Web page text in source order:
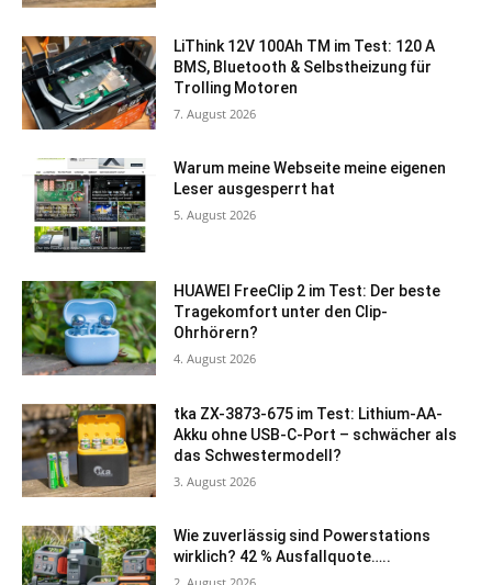
LiThink 12V 100Ah TM im Test: 120 A
BMS, Bluetooth & Selbstheizung für
Trolling Motoren
7. August 2026
Warum meine Webseite meine eigenen
Leser ausgesperrt hat
5. August 2026
HUAWEI FreeClip 2 im Test: Der beste
Tragekomfort unter den Clip-
Ohrhörern?
4. August 2026
tka ZX-3873-675 im Test: Lithium-AA-
Akku ohne USB-C-Port – schwächer als
das Schwestermodell?
3. August 2026
Wie zuverlässig sind Powerstations
wirklich? 42 % Ausfallquote…..